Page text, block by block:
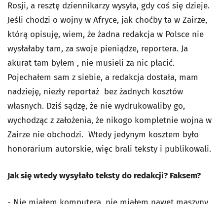
Rosji, a resztę dziennikarzy wysyła, gdy coś się dzieje.
Jeśli chodzi o wojny w Afryce, jak choćby ta w Zairze,
którą opisuję, wiem, że żadna redakcja w Polsce nie
wysłałaby tam, za swoje pieniądze, reportera. Ja
akurat tam byłem , nie musieli za nic płacić.
Pojechałem sam z siebie, a redakcja dostała, mam
nadzieję, niezły reportaż bez żadnych kosztów
własnych. Dziś sądzę, że nie wydrukowaliby go,
wychodząc z założenia, że nikogo kompletnie wojna w
Zairze nie obchodzi. Wtedy jedynym kosztem było
honorarium autorskie, więc brali teksty i publikowali.
Jak się wtedy wysyłało teksty do redakcji? Faksem?